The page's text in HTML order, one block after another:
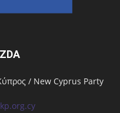
/ New Cyprus Party